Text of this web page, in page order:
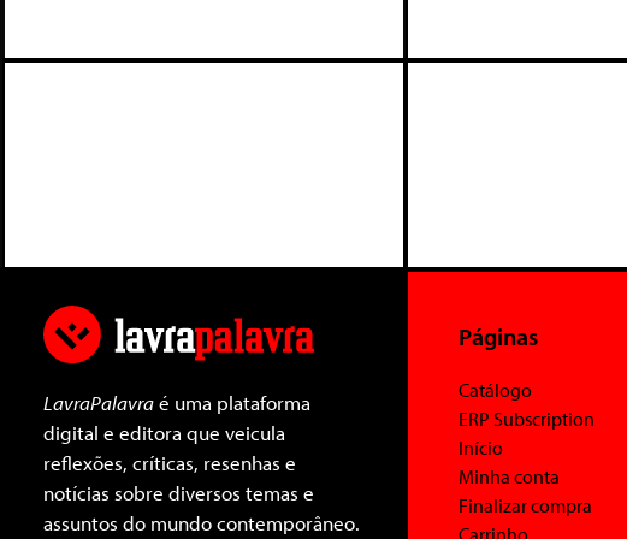
LavraPalavraé uma plataforma
digital e editora que veicula
reflexões, críticas, resenhas e
notícias sobre diversos temas e
assuntos do mundo contemporâneo.
Páginas
Catálogo
ERP Subscription
Início
Minha conta
Finalizar compra